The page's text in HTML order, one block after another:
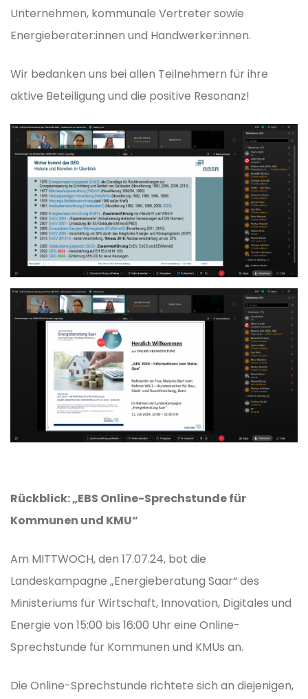
Unternehmen, kommunale Vertreter sowie
Energieberater:innen und Handwerker:innen.
Wir bedanken uns bei allen Teilnehmern für ihre
aktive Beteiligung und die positive Resonanz!
Rückblick: „EBS Online-Sprechstunde für
Kommunen und KMU“
Am MITTWOCH, den 17.07.24, bot die
Landeskampagne „Energieberatung Saar“ des
Ministeriums für Wirtschaft, Innovation, Digitales und
Energie von 15:00 bis 16:00 Uhr eine Online-
Sprechstunde für Kommunen und KMUs an.
Die Online-Sprechstunde richtete sich an diejenigen,